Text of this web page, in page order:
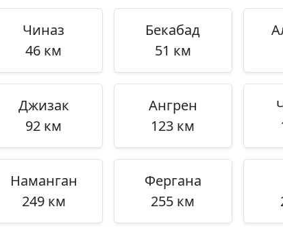
Чиназ
46 км
Бекабад
51 км
Джизак
92 км
Ангрен
123 км
Наманган
249 км
Фергана
255 км